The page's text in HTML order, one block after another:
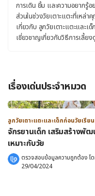
การเดิน ยิ้ม และความอยากรู้
ส่วนในช่วงวัยเตาะแตะที่เห
เกี่ยวกับ ลูกวัยเตาะแตะและเ
เชี่ยวชาญเกี่ยวกับวิธีการเลี้ย
เรื่องเด่นประจำหมวด
ลูกวัยเตาะแตะและเด็กก่อนวัยเรียน
จักรยานเด็ก เสริมสร้างพัฒ
เหมาะกับวัย
ตรวจสอบข้อมูลความถูกต้อง โ
29/04/2024